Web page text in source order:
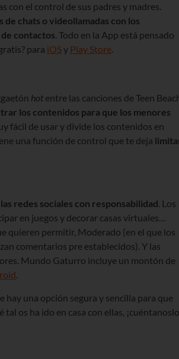
con el control de sus padres y madres.
chats o videollamadas con los
contactos. Todo en la App está pensado
para iOSy Play Store.
hot entre las canciones de Teen
los contenidos para que los menores
fácil de usar y divide los contenidos en
una función de control que te deja
redes sociales con responsabilidad. Los
en juegos y decorar casas virtuales…
quieren permitir, Moderado (en el que los
comentarios pre establecidos). Y las
Mundo Gaturro incluye un montón de
.
hay una opción segura y sencilla para que
os ha ido en casa con ellas,